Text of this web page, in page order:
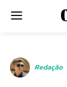
Redação